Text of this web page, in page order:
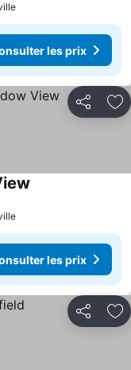
les prix
Partager
les prix
Partager